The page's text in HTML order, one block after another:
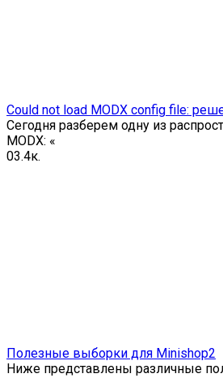
Could not load MODX config file:
Сегодня разберем одну из
MODX: «
03.4к.
Полезные выборки для Minishop2
Ниже представлены различные